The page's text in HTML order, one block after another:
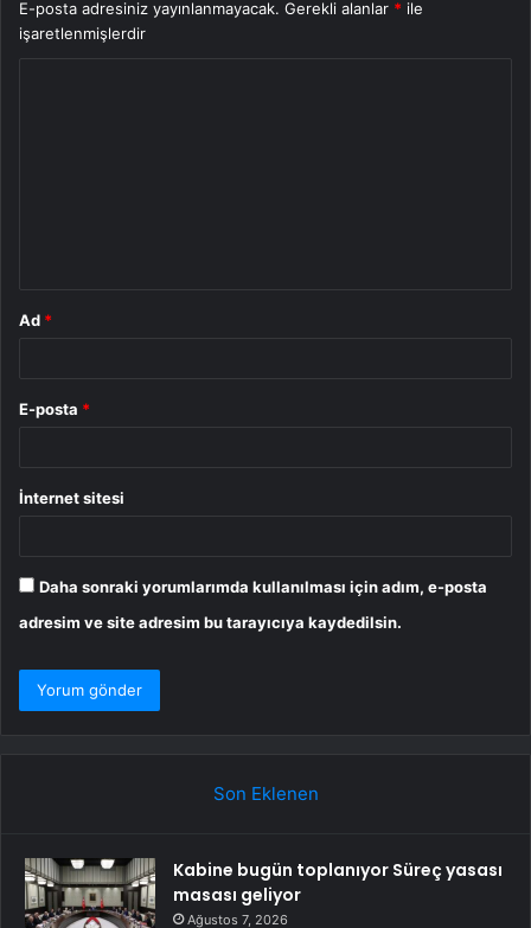
E-posta adresiniz yayınlanmayacak. Gerekli alanlar * ile
işaretlenmişlerdir
Ad *
E-posta *
İnternet sitesi
Daha sonraki yorumlarımda kullanılması için adım, e-posta
adresim ve site adresim bu tarayıcıya kaydedilsin.
Son Eklenen
Kabine bugün toplanıyor Süreç yasası
masası geliyor
Ağustos 7, 2026